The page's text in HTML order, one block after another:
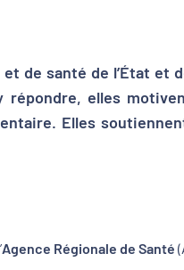
de santé de l’État
répondre, elles
Elles
Agence Régionale de Santé